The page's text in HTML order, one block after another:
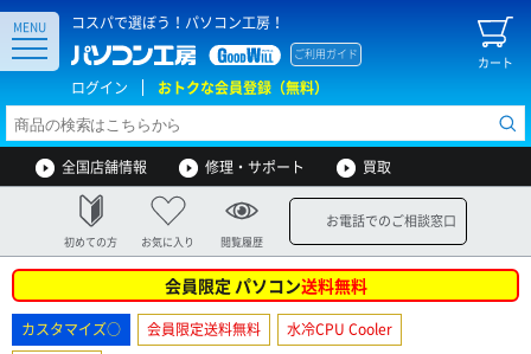
コスパで選ぼう！パソコン工房！
カート
ご利用ガイド
ログイン おトクな会員登録（無料）
MENU
全国店舗情報 修理・サポート 買取
初めての方 お気に入り 閲覧履歴
お電話でのご相談窓口
会員限定 パソコン送料無料
カスタマイズ○ 会員限定送料無料
水冷CPU Cooler